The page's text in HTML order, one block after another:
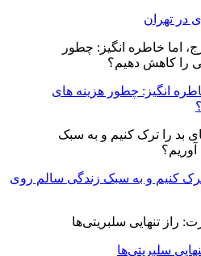
در تهران
انگیز: چطور هزینه های
کنیم و به سبک زندگی سالم روی
سلبریتی‌ها